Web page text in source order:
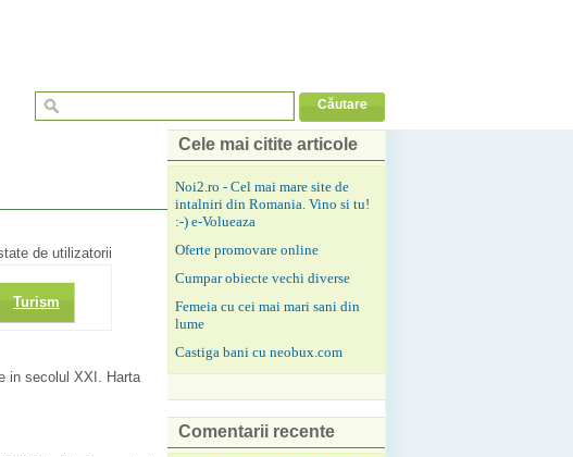
Turism
de utilizatorii
in secolul XXI. Harta
Cele mai citite articole
Noi2.ro - Cel mai mare site de
intalniri din Romania. Vino si tu!
:-) e-Volueaza
Oferte promovare online
Cumpar obiecte vechi diverse
Femeia cu cei mai mari sani din
lume
Castiga bani cu neobux.com
Comentarii recente